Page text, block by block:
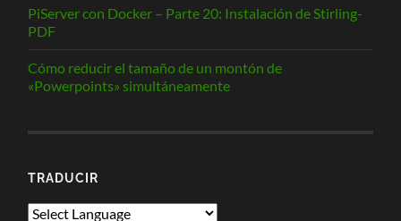
PiServer con Docker – Parte 20: Instalación de Stirling-
PDF
Cómo reducir el tamaño de un montón de
«Powerpoints» simultáneamente
TRADUCIR